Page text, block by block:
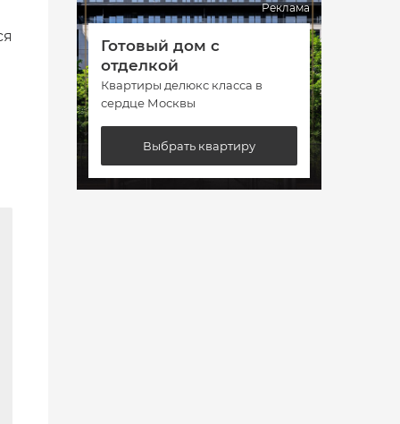
Реклама
Готовый дом с
отделкой
Квартиры делюкс класса в
сердце Москвы
Выбрать квартиру